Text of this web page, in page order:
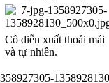
Cô diễn xuất thoải mái
và tự nhiên.